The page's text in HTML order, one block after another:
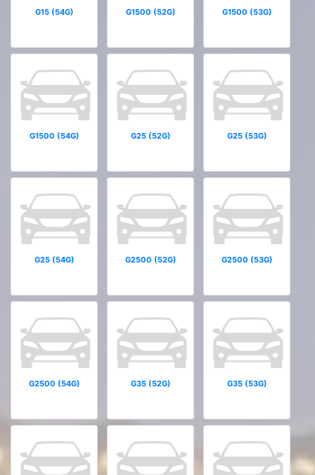
G15 (54G) G1500 (52G) G1500 (53G)
G1500 (54G) G25 (52G) G25 (53G)
G25 (54G) G2500 (52G) G2500 (53G)
G2500 (54G) G35 (52G) G35 (53G)